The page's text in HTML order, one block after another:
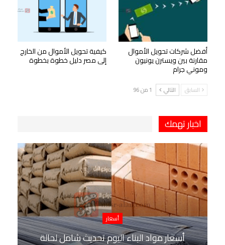
أفضل شركات تحويل الأموال
مقارنة بين ويسترن يونيون
وموني جرام
كيفية تحويل الأموال من الخارج
إلى مصر دليل خطوة بخطوة
السابق التالي 1 من 96
اخبار تهمك
أسعار
أسعار مواد البناء اليوم تحديث شامل لحالة